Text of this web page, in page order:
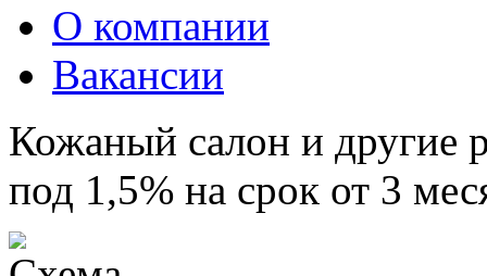
О компании
Вакансии
Кожаный салон и другие
под 1,5% на срок от 3